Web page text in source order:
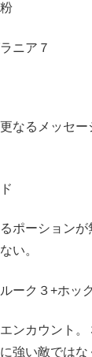
ニア７
なるメッセ
ポーション
い。
ーク３+ホッ
ンカウント
強い敵ではな